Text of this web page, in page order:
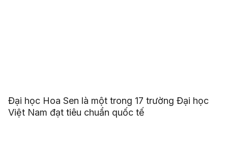
Đại học Hoa Sen là một trong 17 trường Đại học
Việt Nam đạt tiêu chuẩn quốc tế